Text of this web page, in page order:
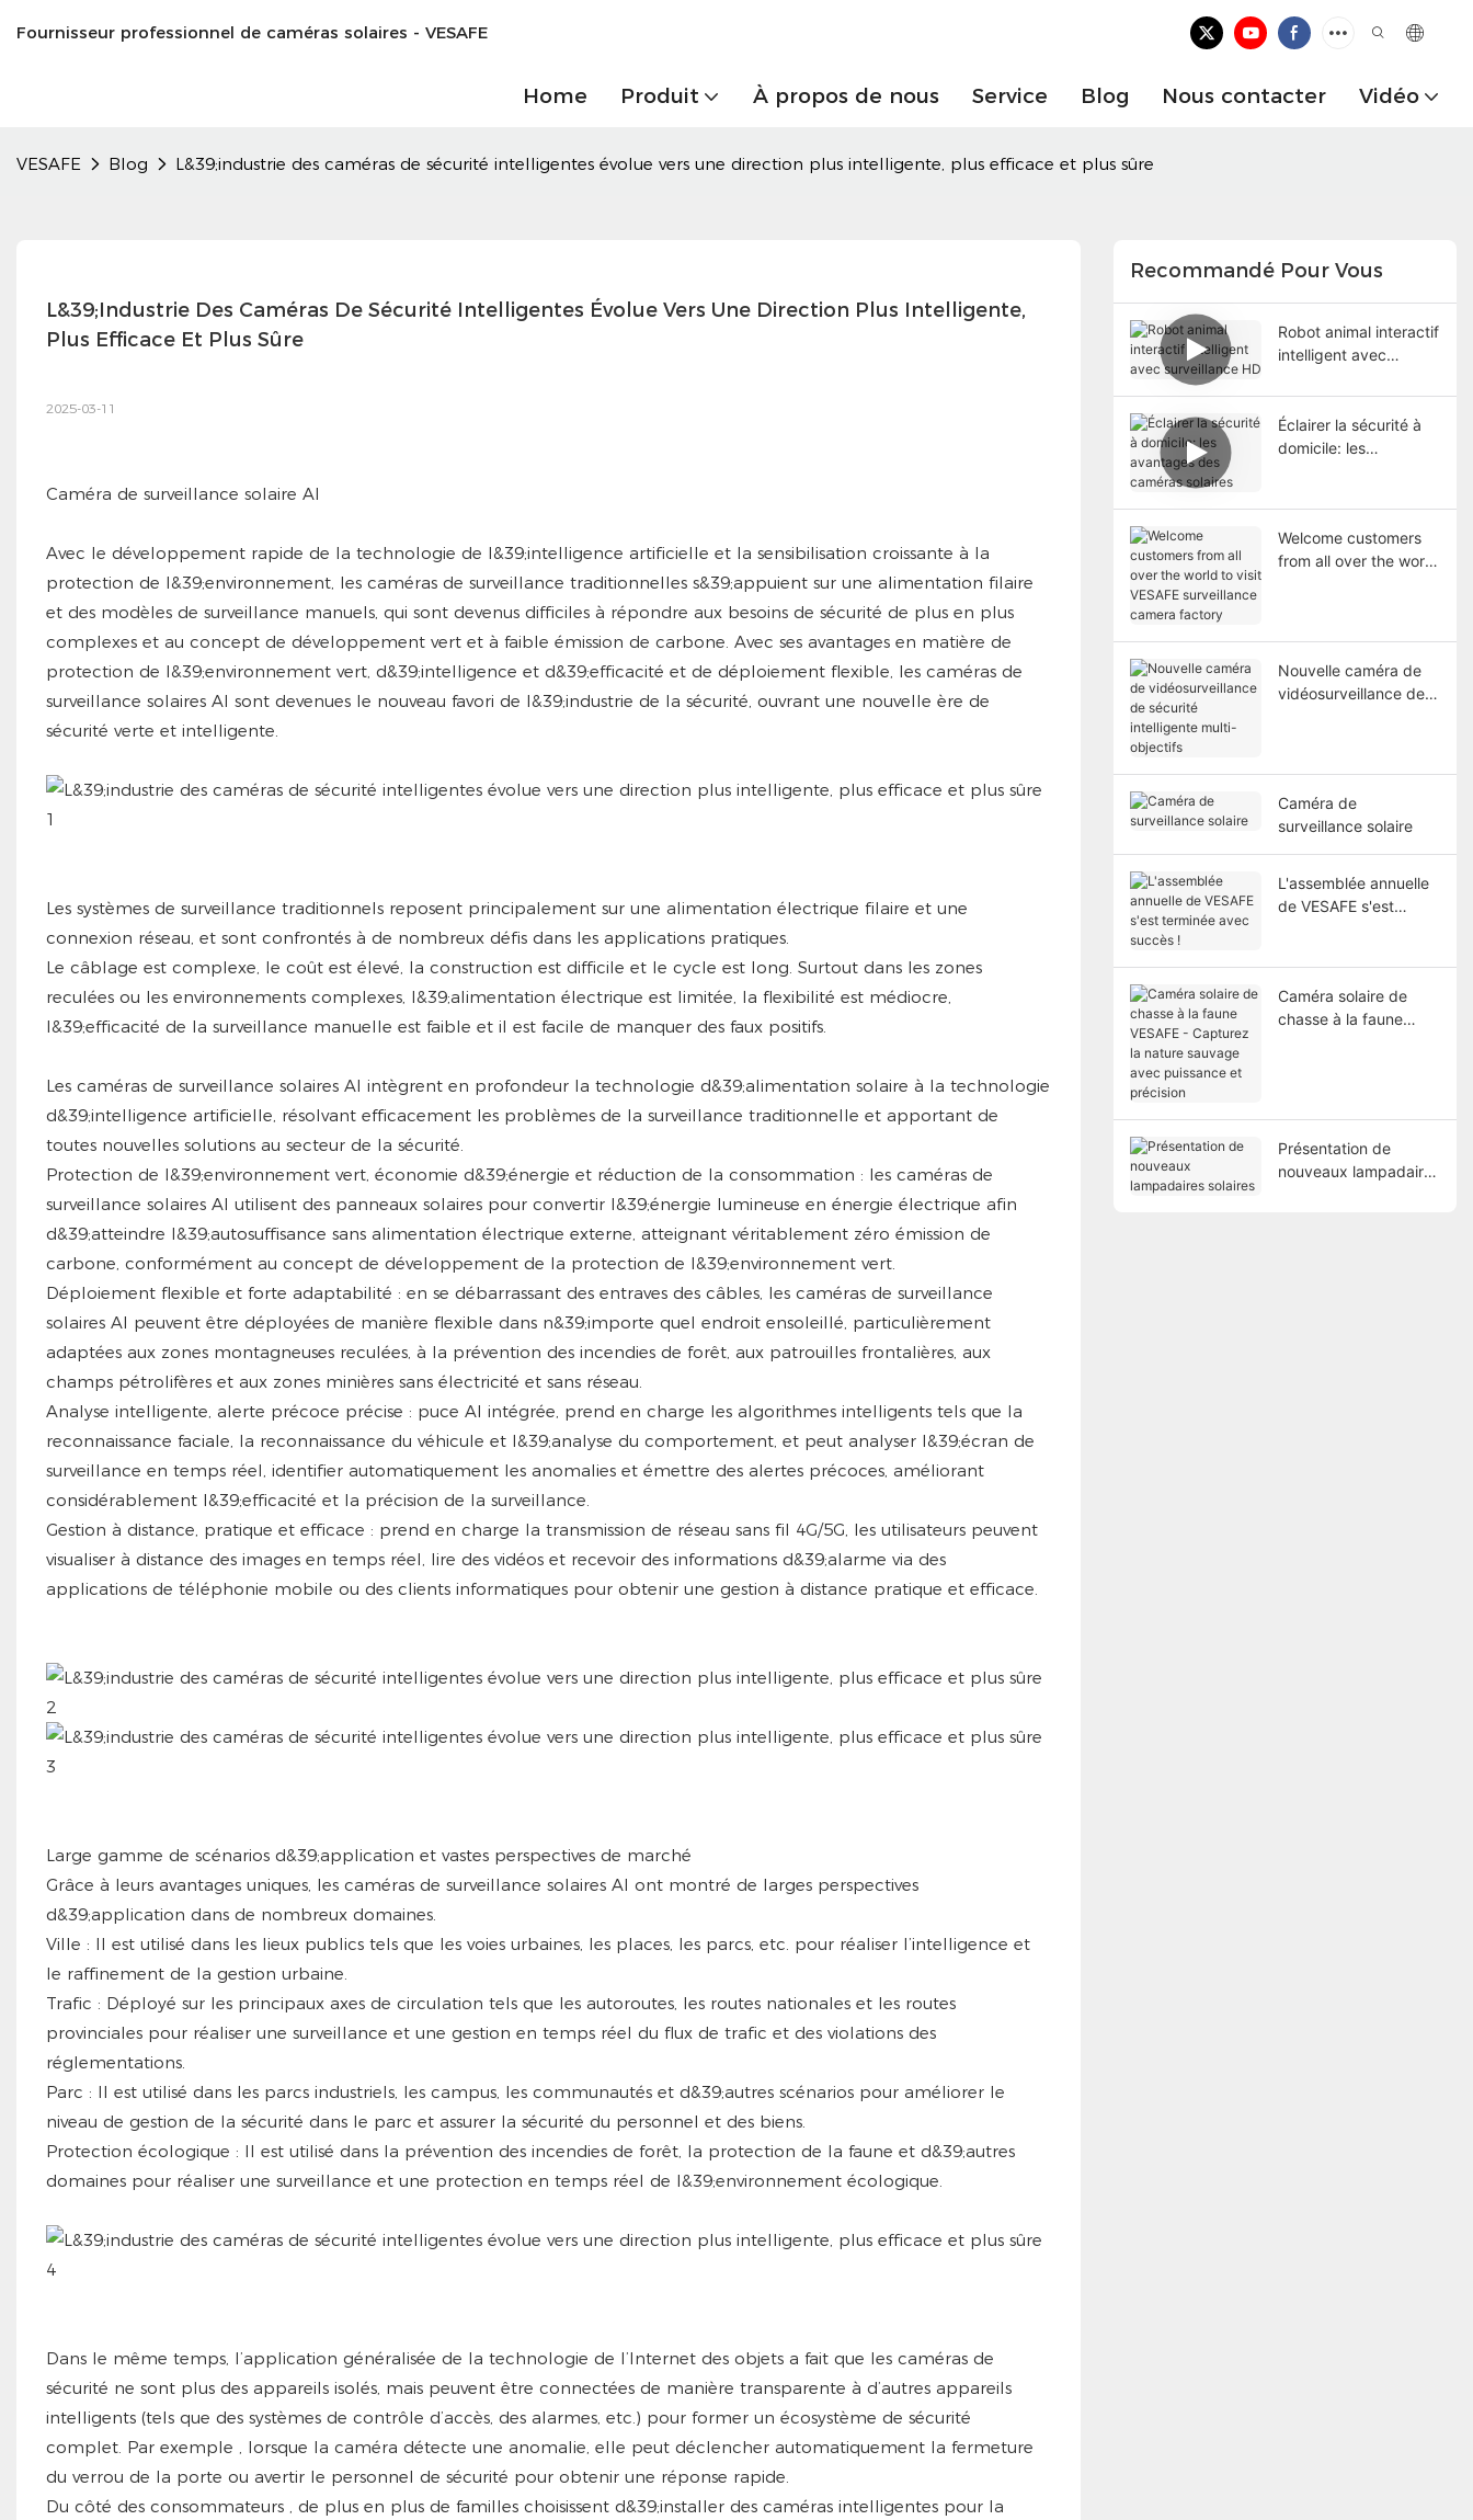
Fournisseur professionnel de caméras solaires - VESAFE
Home Produit À propos de nous Service Blog Nous contacter Vidéo
VESAFE Blog L&39;industrie des caméras de sécurité intelligentes évolue vers une direction plus intelligente, plus efficace et plus sûre
L&39;industrie Des Caméras De Sécurité Intelligentes Évolue Vers Une Direction Plus Intelligente,
Plus Efficace Et Plus Sûre
2025-03-11
Caméra de surveillance solaire AI
Avec le développement rapide de la technologie de l&39;intelligence artificielle et la sensibilisation croissante à la
protection de l&39;environnement, les caméras de surveillance traditionnelles s&39;appuient sur une alimentation filaire
et des modèles de surveillance manuels, qui sont devenus difficiles à répondre aux besoins de sécurité de plus en plus
complexes et au concept de développement vert et à faible émission de carbone. Avec ses avantages en matière de
protection de l&39;environnement vert, d&39;intelligence et d&39;efficacité et de déploiement flexible, les caméras de
surveillance solaires AI sont devenues le nouveau favori de l&39;industrie de la sécurité, ouvrant une nouvelle ère de
sécurité verte et intelligente.
Les systèmes de surveillance traditionnels reposent principalement sur une alimentation électrique filaire et une
connexion réseau, et sont confrontés à de nombreux défis dans les applications pratiques.
Le câblage est complexe, le coût est élevé, la construction est difficile et le cycle est long. Surtout dans les zones
reculées ou les environnements complexes, l&39;alimentation électrique est limitée, la flexibilité est médiocre,
l&39;efficacité de la surveillance manuelle est faible et il est facile de manquer des faux positifs.
Les caméras de surveillance solaires AI intègrent en profondeur la technologie d&39;alimentation solaire à la technologie
d&39;intelligence artificielle, résolvant efficacement les problèmes de la surveillance traditionnelle et apportant de
toutes nouvelles solutions au secteur de la sécurité.
Protection de l&39;environnement vert, économie d&39;énergie et réduction de la consommation : les caméras de
surveillance solaires AI utilisent des panneaux solaires pour convertir l&39;énergie lumineuse en énergie électrique afin
d&39;atteindre l&39;autosuffisance sans alimentation électrique externe, atteignant véritablement zéro émission de
carbone, conformément au concept de développement de la protection de l&39;environnement vert.
Déploiement flexible et forte adaptabilité : en se débarrassant des entraves des câbles, les caméras de surveillance
solaires AI peuvent être déployées de manière flexible dans n&39;importe quel endroit ensoleillé, particulièrement
adaptées aux zones montagneuses reculées, à la prévention des incendies de forêt, aux patrouilles frontalières, aux
champs pétrolifères et aux zones minières sans électricité et sans réseau.
Analyse intelligente, alerte précoce précise : puce AI intégrée, prend en charge les algorithmes intelligents tels que la
reconnaissance faciale, la reconnaissance du véhicule et l&39;analyse du comportement, et peut analyser l&39;écran de
surveillance en temps réel, identifier automatiquement les anomalies et émettre des alertes précoces, améliorant
considérablement l&39;efficacité et la précision de la surveillance.
Gestion à distance, pratique et efficace : prend en charge la transmission de réseau sans fil 4G/5G, les utilisateurs peuvent
visualiser à distance des images en temps réel, lire des vidéos et recevoir des informations d&39;alarme via des
applications de téléphonie mobile ou des clients informatiques pour obtenir une gestion à distance pratique et efficace.
Large gamme de scénarios d&39;application et vastes perspectives de marché
Grâce à leurs avantages uniques, les caméras de surveillance solaires AI ont montré de larges perspectives
d&39;application dans de nombreux domaines.
Ville : Il est utilisé dans les lieux publics tels que les voies urbaines, les places, les parcs, etc. pour réaliser l’intelligence et
le raffinement de la gestion urbaine.
Trafic : Déployé sur les principaux axes de circulation tels que les autoroutes, les routes nationales et les routes
provinciales pour réaliser une surveillance et une gestion en temps réel du flux de trafic et des violations des
réglementations.
Parc : Il est utilisé dans les parcs industriels, les campus, les communautés et d&39;autres scénarios pour améliorer le
niveau de gestion de la sécurité dans le parc et assurer la sécurité du personnel et des biens.
Protection écologique : Il est utilisé dans la prévention des incendies de forêt, la protection de la faune et d&39;autres
domaines pour réaliser une surveillance et une protection en temps réel de l&39;environnement écologique.
Dans le même temps, l’application généralisée de la technologie de l’Internet des objets a fait que les caméras de
sécurité ne sont plus des appareils isolés, mais peuvent être connectées de manière transparente à d’autres appareils
intelligents (tels que des systèmes de contrôle d’accès, des alarmes, etc.) pour former un écosystème de sécurité
complet. Par exemple
, lorsque la caméra détecte une anomalie, elle peut déclencher automatiquement la fermeture
du verrou de la porte ou avertir le personnel de sécurité pour obtenir une réponse rapide.
Du côté des consommateurs
, de plus en plus de familles choisissent d&39;installer des caméras intelligentes pour la
Recommandé Pour Vous
Robot animal interactif
intelligent avec
Éclairer la sécurité à
domicile: les
Welcome customers
from all over the world
Nouvelle caméra de
vidéosurveillance de
Caméra de
surveillance solaire
L'assemblée annuelle
de VESAFE s'est
Caméra solaire de
chasse à la faune
Présentation de
nouveaux lampadaires